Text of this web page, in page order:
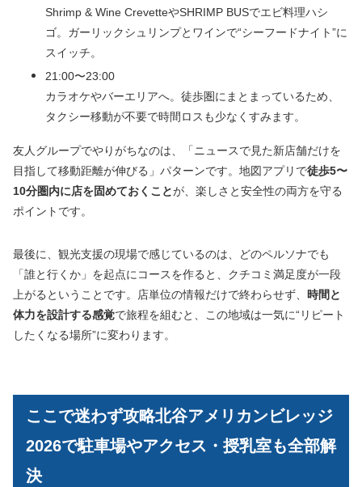
Shrimp & Wine CrevetteやSHRIMP BUSでエビ料理ハシ
ゴ。ガーリックシュリンプとワインで“シーフードナイト”に
スイッチ。
21:00〜23:00
カラオケやバーエリアへ。徒歩圏にまとまっているため、
タクシー移動が不要で時間ロスも少なくすみます。
友人グループでやりがちなのは、「ニュースで見た新店舗だけを
目指して移動距離が伸びる」パターンです。地図アプリで徒歩5〜
10分圏内に店を固めておくことが、楽しさと安全性の両方を守る
ポイントです。
最後に、観光支援の現場で感じているのは、どのペルソナでも
「誰と行くか」を起点にコースを作ると、クチコミ満足度が一段
上がるということです。店単位の情報だけで終わらせず、 時間と
体力を設計する感覚で旅程を組むと、この地域は一気に“リピート
したくなる場所”に変わります。
ここで迷わず攻略北谷アメリカンビレッジ
2026で駐車場やアクセス・授乳室も全部解
決